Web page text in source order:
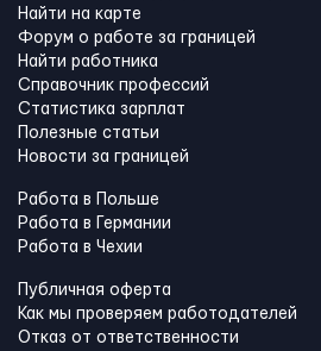
Найти на карте
Форум о работе за границей
Найти работника
Справочник профессий
Статистика зарплат
Полезные статьи
Новости за границей
Работа в Польше
Работа в Германии
Работа в Чехии
Публичная оферта
Как мы проверяем работодателей
Отказ от ответственности